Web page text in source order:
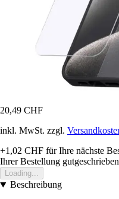
20,49 CHF
inkl. MwSt. zzgl.
+1,02 CHF für Ihre nächste
Ihrer Bestellung gutgeschrieben
Loading...
Beschreibung